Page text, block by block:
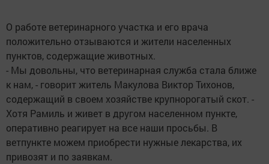
О работе ветеринарного участка и его врача
положительно отзываются и жители населенных
пунктов, содержащие животных.
- Мы довольны, что ветеринарная служба стала ближе
к нам, - говорит житель Макулова Виктор Тихонов,
содержащий в своем хозяйстве крупнорогатый скот. -
Хотя Рамиль и живет в другом населенном пункте,
оперативно реагирует на все наши просьбы. В
ветпункте можем приобрести нужные лекарства, их
привозят и по заявкам.